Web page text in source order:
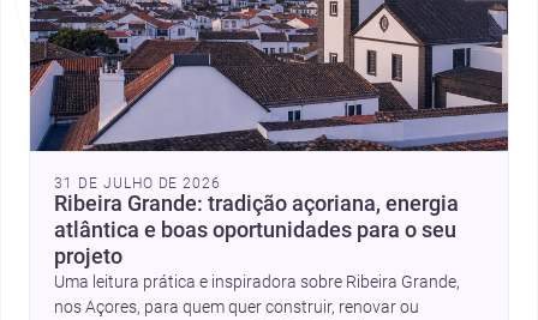
31 DE JULHO DE 2026
Ribeira Grande: tradição açoriana, energia
atlântica e boas oportunidades para o seu
projeto
Uma leitura prática e inspiradora sobre Ribeira Grande,
nos Açores, para quem quer construir, renovar ou